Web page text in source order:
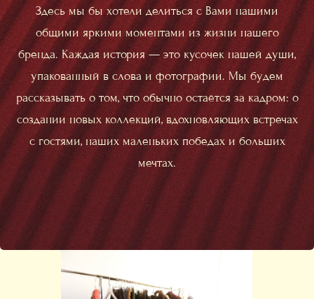
Здесь мы бы хотели делиться с Вами нашими
общими яркими моментами из жизни нашего
бренда. Каждая история — это кусочек нашей души,
упакованный в слова и фотографии. Мы будем
рассказывать о том, что обычно остаётся за кадром: о
создании новых коллекций, вдохновляющих встречах
с гостями, наших маленьких победах и больших
мечтах.